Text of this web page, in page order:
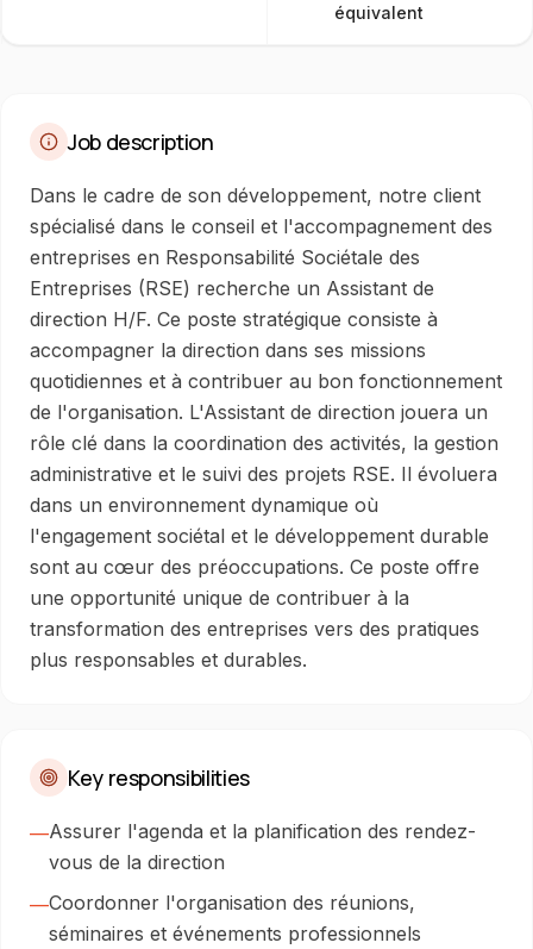
équivalent
Job description
Dans le cadre de son développement, notre client
spécialisé dans le conseil et l'accompagnement des
entreprises en Responsabilité Sociétale des
Entreprises (RSE) recherche un Assistant de
direction H/F. Ce poste stratégique consiste à
accompagner la direction dans ses missions
quotidiennes et à contribuer au bon fonctionnement
de l'organisation. L'Assistant de direction jouera un
rôle clé dans la coordination des activités, la gestion
administrative et le suivi des projets RSE. Il évoluera
dans un environnement dynamique où
l'engagement sociétal et le développement durable
sont au cœur des préoccupations. Ce poste offre
une opportunité unique de contribuer à la
transformation des entreprises vers des pratiques
plus responsables et durables.
Key responsibilities
—Assurer l'agenda et la planification des rendez-
vous de la direction
—Coordonner l'organisation des réunions,
séminaires et événements professionnels